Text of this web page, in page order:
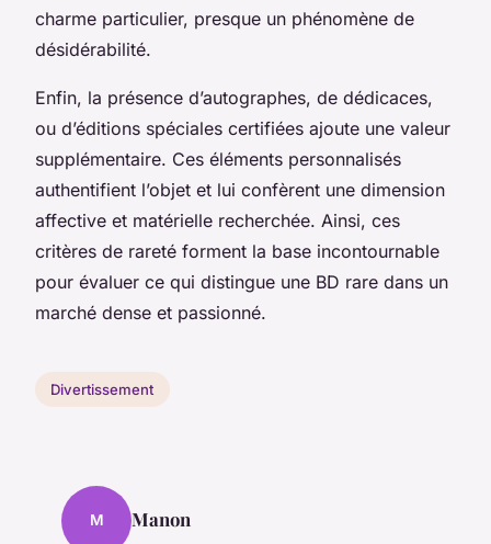
charme particulier, presque un phénomène de
désidérabilité.
Enfin, la présence d’autographes, de dédicaces,
ou d’éditions spéciales certifiées ajoute une valeur
supplémentaire. Ces éléments personnalisés
authentifient l’objet et lui confèrent une dimension
affective et matérielle recherchée. Ainsi, ces
critères de rareté forment la base incontournable
pour évaluer ce qui distingue une BD rare dans un
marché dense et passionné.
Divertissement
M Manon